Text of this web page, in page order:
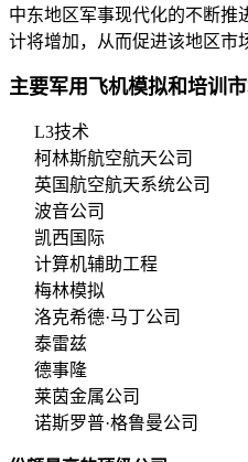
中东地区军事现代化的不断推
计将增加，从而促进该地区市
主要军用飞机模拟和培训
L3技术
柯林斯航空航天公司
英国航空航天系统公司
波音公司
凯西国际
计算机辅助工程
梅林模拟
洛克希德·马丁公司
泰雷兹
德事隆
莱茵金属公司
诺斯罗普·格鲁曼公司